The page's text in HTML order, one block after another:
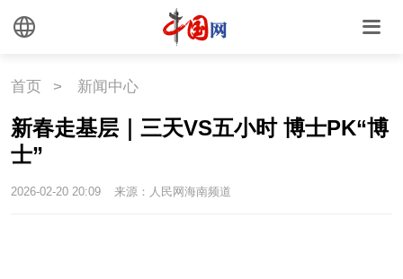
首页 > 新闻中心
新春走基层｜三天VS五小时 博士PK“博
士”
2026-02-20 20:09 来源：人民网海南频道